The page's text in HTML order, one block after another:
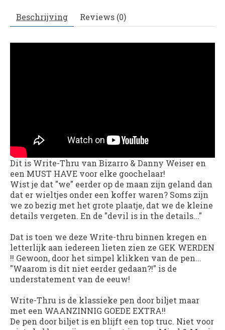
Beschrijving Reviews (0)
Dit is Write-Thru van Bizarro & Danny Weiser en
een MUST HAVE voor elke goochelaar!
Wist je dat "we" eerder op de maan zijn geland dan
dat er wieltjes onder een koffer waren? Soms zijn
we zo bezig met het grote plaatje, dat we de kleine
details vergeten. En de "devil is in the details..."
Dat is toen we deze Write-thru binnen kregen en
letterlijk aan iedereen lieten zien ze GEK WERDEN
!! Gewoon, door het simpel klikken van de pen...
"Waarom is dit niet eerder gedaan?!" is de
understatement van de eeuw!
Write-Thru is de klassieke pen door biljet maar
met een WAANZINNIG GOEDE EXTRA!!
De pen door biljet is en blijft een top truc. Niet voor